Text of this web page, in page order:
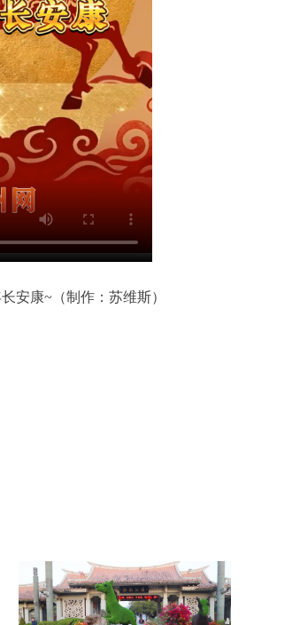
安康~（制作：苏维斯）